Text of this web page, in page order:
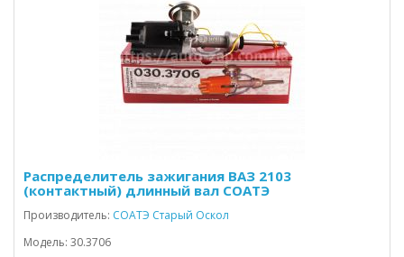
Распределитель зажигания ВАЗ 2103
(контактный) длинный вал СОАТЭ
Производитель: СОАТЭ Старый Оскол
Модель: 30.3706